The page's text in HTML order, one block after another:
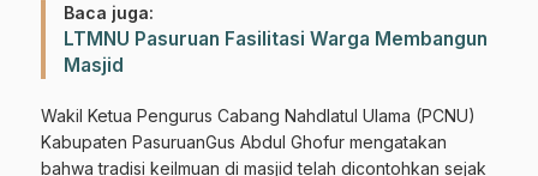
Baca juga:
LTMNU Pasuruan Fasilitasi Warga Membangun
Masjid
Wakil Ketua Pengurus Cabang Nahdlatul Ulama (PCNU)
Kabupaten PasuruanGus Abdul Ghofur mengatakan
bahwa tradisi keilmuan di masjid telah dicontohkan sejak